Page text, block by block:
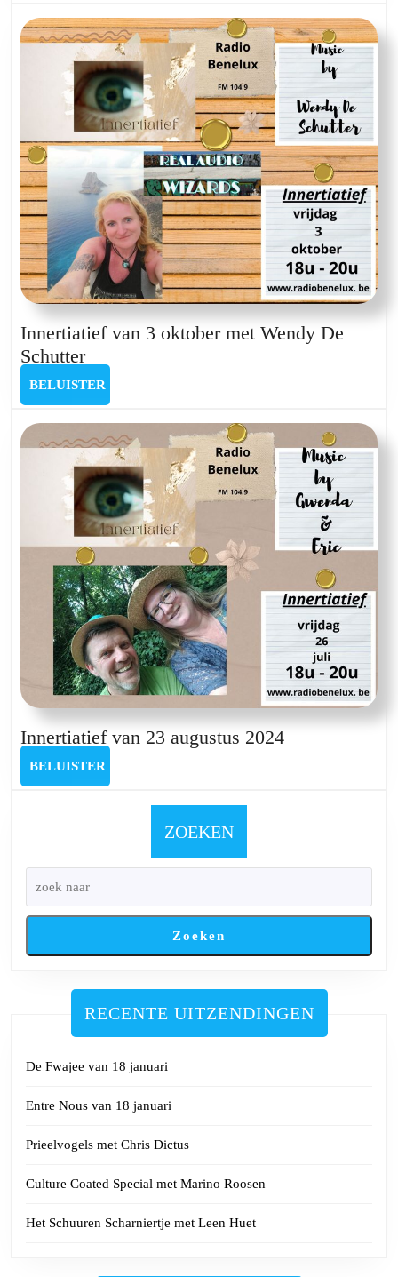
De
Schutter
Innertiatief van 3 oktober met Wendy De
SchutterInnertiatief
van
3
oktober
met
Wendy
De
Schutter
BELUISTER
Innertiatief van 23 augustus 2024Innertiatief
BELUISTER
ZOEKEN
Zoeken
RECENTE UITZENDINGEN
De Fwajee van 18 januari
Entre Nous van 18 januari
Prieelvogels met Chris Dictus
Culture Coated Special met Marino Roosen
Het Schuuren Scharniertje met Leen Huet